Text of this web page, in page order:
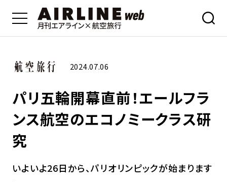
2024.07.06
パリ五輪開幕直前！エールフラ
ンス航空のエコノミークラス研
究
いよいよ26日から、パリオリンピックが始まります